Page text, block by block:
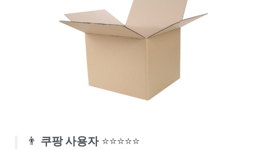
👨 쿠팡 사용자 ⭐⭐⭐⭐⭐